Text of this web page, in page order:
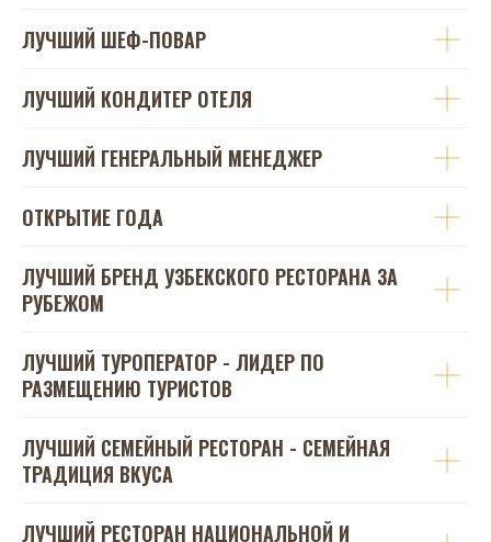
ЛУЧШИЙ ШЕФ-ПОВАР
ЛУЧШИЙ КОНДИТЕР ОТЕЛЯ
ЛУЧШИЙ ГЕНЕРАЛЬНЫЙ МЕНЕДЖЕР
ОТКРЫТИЕ ГОДА
ЛУЧШИЙ БРЕНД УЗБЕКСКОГО РЕСТОРАНА ЗА
РУБЕЖОМ
ЛУЧШИЙ ТУРОПЕРАТОР - ЛИДЕР ПО
РАЗМЕЩЕНИЮ ТУРИСТОВ
ЛУЧШИЙ СЕМЕЙНЫЙ РЕСТОРАН - СЕМЕЙНАЯ
ТРАДИЦИЯ ВКУСА
ЛУЧШИЙ РЕСТОРАН НАЦИОНАЛЬНОЙ И